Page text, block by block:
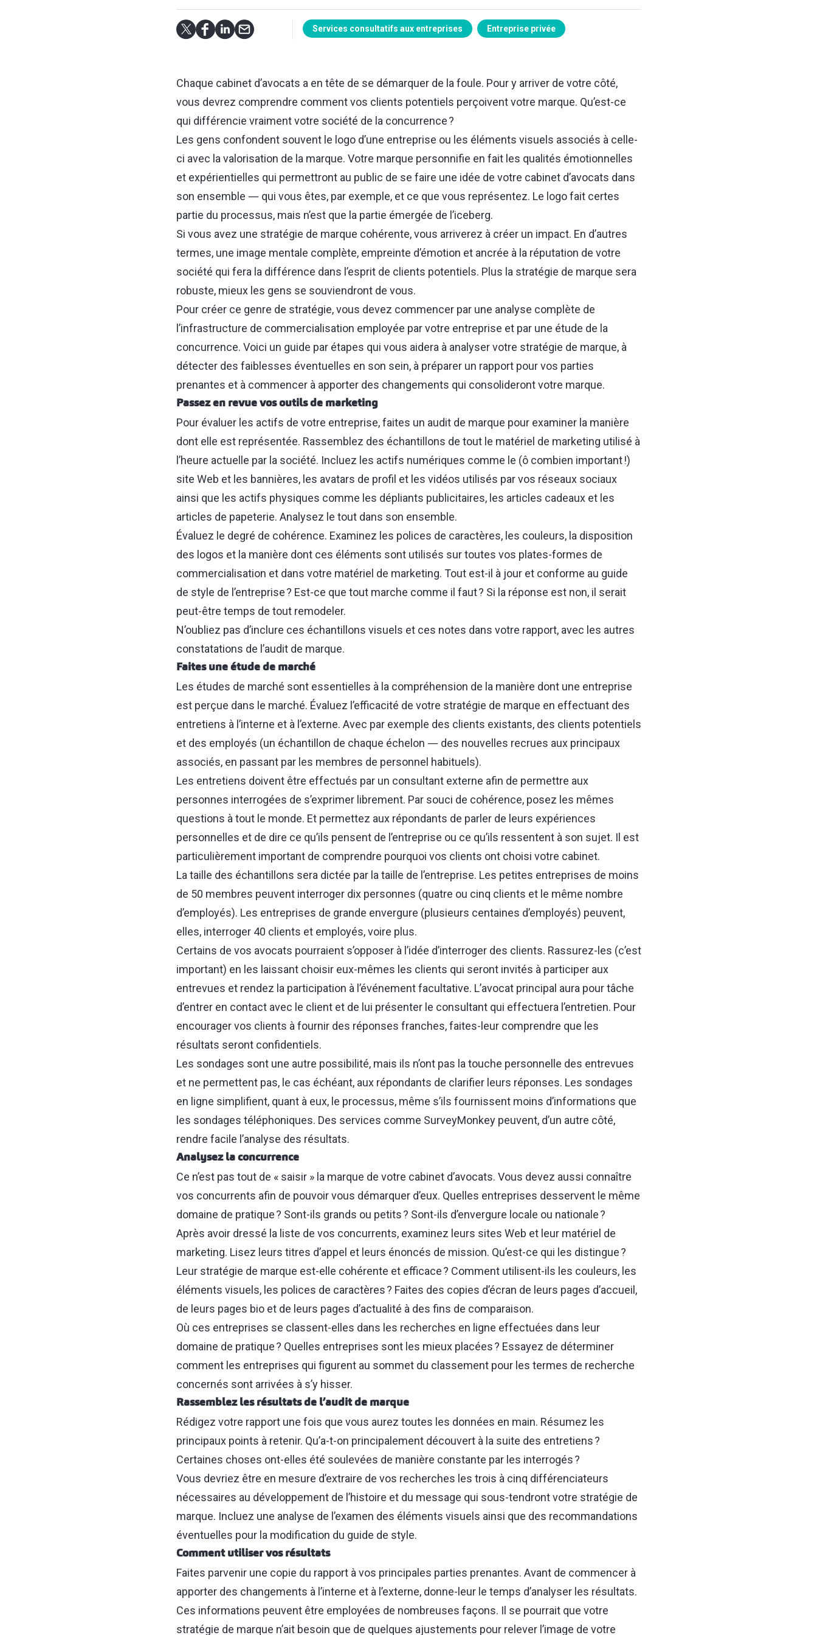
Services consultatifs aux entreprises Entreprise privée
Chaque cabinet d’avocats a en tête de se démarquer de la foule. Pour y arriver de votre côté,
vous devrez comprendre comment vos clients potentiels perçoivent votre marque. Qu’est-ce
qui différencie vraiment votre société de la concurrence ?
Les gens confondent souvent le logo d’une entreprise ou les éléments visuels associés à celle-
ci avec la valorisation de la marque. Votre marque personnifie en fait les qualités émotionnelles
et expérientielles qui permettront au public de se faire une idée de votre cabinet d’avocats dans
son ensemble ― qui vous êtes, par exemple, et ce que vous représentez. Le logo fait certes
partie du processus, mais n’est que la partie émergée de l’iceberg.
Si vous avez une stratégie de marque cohérente, vous arriverez à créer un impact. En d’autres
termes, une image mentale complète, empreinte d’émotion et ancrée à la réputation de votre
société qui fera la différence dans l’esprit de clients potentiels. Plus la stratégie de marque sera
robuste, mieux les gens se souviendront de vous.
Pour créer ce genre de stratégie, vous devez commencer par une analyse complète de
l’infrastructure de commercialisation employée par votre entreprise et par une étude de la
concurrence. Voici un guide par étapes qui vous aidera à analyser votre stratégie de marque, à
détecter des faiblesses éventuelles en son sein, à préparer un rapport pour vos parties
prenantes et à commencer à apporter des changements qui consolideront votre marque.
Passez en revue vos outils de marketing
Pour évaluer les actifs de votre entreprise, faites un audit de marque pour examiner la manière
dont elle est représentée. Rassemblez des échantillons de tout le matériel de marketing utilisé à
l’heure actuelle par la société. Incluez les actifs numériques comme le (ô combien important !)
site Web et les bannières, les avatars de profil et les vidéos utilisés par vos réseaux sociaux
ainsi que les actifs physiques comme les dépliants publicitaires, les articles cadeaux et les
articles de papeterie. Analysez le tout dans son ensemble.
Évaluez le degré de cohérence. Examinez les polices de caractères, les couleurs, la disposition
des logos et la manière dont ces éléments sont utilisés sur toutes vos plates-formes de
commercialisation et dans votre matériel de marketing. Tout est-il à jour et conforme au guide
de style de l’entreprise ? Est-ce que tout marche comme il faut ? Si la réponse est non, il serait
peut-être temps de tout remodeler.
N’oubliez pas d’inclure ces échantillons visuels et ces notes dans votre rapport, avec les autres
constatations de l’audit de marque.
Faites une étude de marché
Les études de marché sont essentielles à la compréhension de la manière dont une entreprise
est perçue dans le marché. Évaluez l’efficacité de votre stratégie de marque en effectuant des
entretiens à l’interne et à l’externe. Avec par exemple des clients existants, des clients potentiels
et des employés (un échantillon de chaque échelon ― des nouvelles recrues aux principaux
associés, en passant par les membres de personnel habituels).
Les entretiens doivent être effectués par un consultant externe afin de permettre aux
personnes interrogées de s’exprimer librement. Par souci de cohérence, posez les mêmes
questions à tout le monde. Et permettez aux répondants de parler de leurs expériences
personnelles et de dire ce qu’ils pensent de l’entreprise ou ce qu’ils ressentent à son sujet. Il est
particulièrement important de comprendre pourquoi vos clients ont choisi votre cabinet.
La taille des échantillons sera dictée par la taille de l’entreprise. Les petites entreprises de moins
de 50 membres peuvent interroger dix personnes (quatre ou cinq clients et le même nombre
d’employés). Les entreprises de grande envergure (plusieurs centaines d’employés) peuvent,
elles, interroger 40 clients et employés, voire plus.
Certains de vos avocats pourraient s’opposer à l’idée d’interroger des clients. Rassurez-les (c’est
important) en les laissant choisir eux-mêmes les clients qui seront invités à participer aux
entrevues et rendez la participation à l’événement facultative. L’avocat principal aura pour tâche
d’entrer en contact avec le client et de lui présenter le consultant qui effectuera l’entretien. Pour
encourager vos clients à fournir des réponses franches, faites-leur comprendre que les
résultats seront confidentiels.
Les sondages sont une autre possibilité, mais ils n’ont pas la touche personnelle des entrevues
et ne permettent pas, le cas échéant, aux répondants de clarifier leurs réponses. Les sondages
en ligne simplifient, quant à eux, le processus, même s’ils fournissent moins d’informations que
les sondages téléphoniques. Des services comme SurveyMonkey peuvent, d’un autre côté,
rendre facile l’analyse des résultats.
Analysez la concurrence
Ce n’est pas tout de « saisir » la marque de votre cabinet d’avocats. Vous devez aussi connaître
vos concurrents afin de pouvoir vous démarquer d’eux. Quelles entreprises desservent le même
domaine de pratique ? Sont-ils grands ou petits ? Sont-ils d’envergure locale ou nationale ?
Après avoir dressé la liste de vos concurrents, examinez leurs sites Web et leur matériel de
marketing. Lisez leurs titres d’appel et leurs énoncés de mission. Qu’est-ce qui les distingue ?
Leur stratégie de marque est-elle cohérente et efficace ? Comment utilisent-ils les couleurs, les
éléments visuels, les polices de caractères ? Faites des copies d’écran de leurs pages d’accueil,
de leurs pages bio et de leurs pages d’actualité à des fins de comparaison.
Où ces entreprises se classent-elles dans les recherches en ligne effectuées dans leur
domaine de pratique ? Quelles entreprises sont les mieux placées ? Essayez de déterminer
comment les entreprises qui figurent au sommet du classement pour les termes de recherche
concernés sont arrivées à s’y hisser.
Rassemblez les résultats de l’audit de marque
Rédigez votre rapport une fois que vous aurez toutes les données en main. Résumez les
principaux points à retenir. Qu’a-t-on principalement découvert à la suite des entretiens ?
Certaines choses ont-elles été soulevées de manière constante par les interrogés ?
Vous devriez être en mesure d’extraire de vos recherches les trois à cinq différenciateurs
nécessaires au développement de l’histoire et du message qui sous-tendront votre stratégie de
marque. Incluez une analyse de l’examen des éléments visuels ainsi que des recommandations
éventuelles pour la modification du guide de style.
Comment utiliser vos résultats
Faites parvenir une copie du rapport à vos principales parties prenantes. Avant de commencer à
apporter des changements à l’interne et à l’externe, donne-leur le temps d’analyser les résultats.
Ces informations peuvent être employées de nombreuses façons. Il se pourrait que votre
stratégie de marque n’ait besoin que de quelques ajustements pour relever l’image de votre